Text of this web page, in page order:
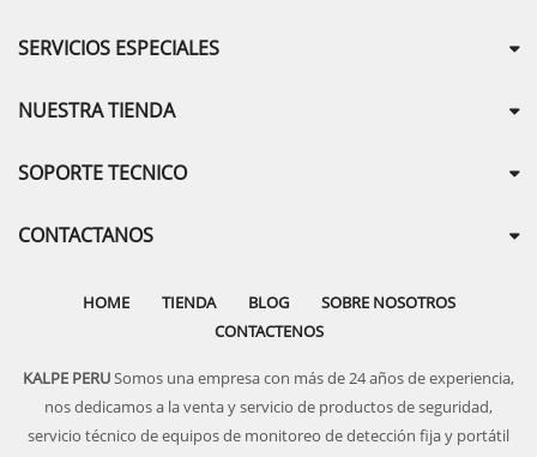
SERVICIOS ESPECIALES
NUESTRA TIENDA
SOPORTE TECNICO
CONTACTANOS
HOME TIENDA BLOG
SOBRE NOSOTROS
CONTACTENOS
KALPE PERUSomos una empresa con más de 24 años de experiencia,
nos dedicamos a la venta y servicio de productos de seguridad,
servicio técnico de equipos de monitoreo de detección fija y portátil